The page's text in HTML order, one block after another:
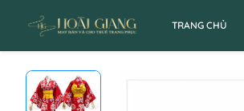
TRANG CHỦ